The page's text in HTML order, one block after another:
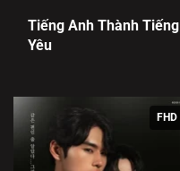
Tiếng Anh Thành Tiếng
Yêu
FHD